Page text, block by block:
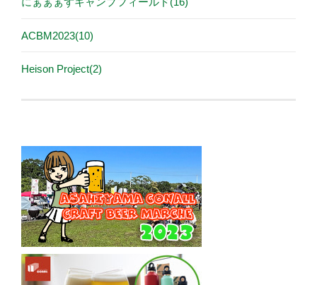
ACBM2023(10)
Heison Project(2)